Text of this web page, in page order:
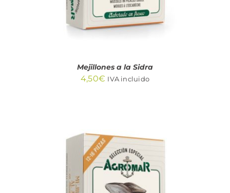
Mejillones a la Sidra
4,50€ IVA incluido